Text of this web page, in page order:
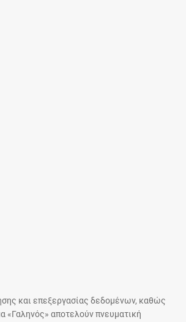
και επεξεργασίας δεδομένων, καθώς
«Γαληνός» αποτελούν πνευματική